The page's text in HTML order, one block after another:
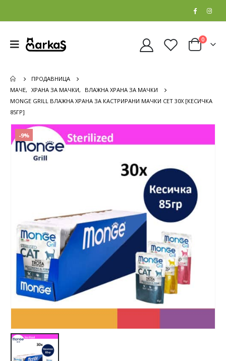
0
ПРОДАВНИЦА
МАЧЕ, ХРАНА ЗА МАЧКИ,
ВЛАЖНА ХРАНА ЗА МАЧКИ
MONGE GRILL ВЛАЖНА ХРАНА ЗА КАСТРИРАНИ МАЧКИ СЕТ 30Х [КЕСИЧКА
85ГР]
-9%